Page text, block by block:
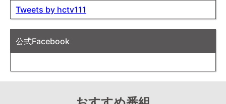
Tweets by hctv111
公式Facebook